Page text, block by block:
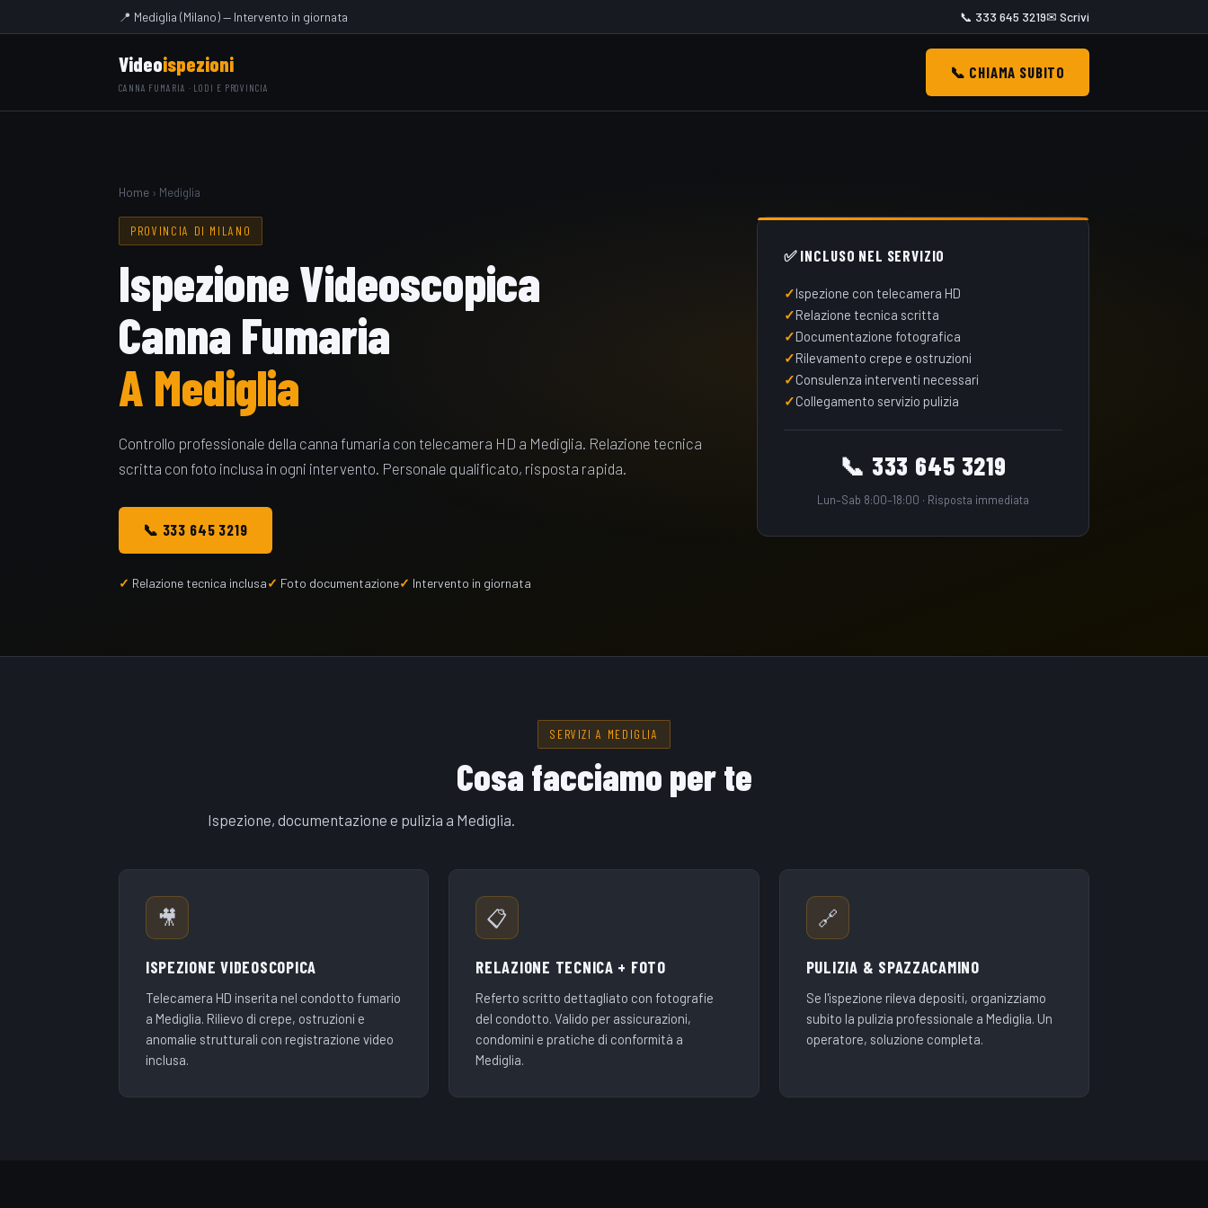
📍 Mediglia (Milano) — Intervento in giornata 📞 333 645 3219✉ Scrivi
Videoispezioni
CANNA FUMARIA · LODI E PROVINCIA
📞 CHIAMA SUBITO
Home › Mediglia
PROVINCIA DI MILANO
Ispezione Videoscopica
Canna Fumaria
A Mediglia
Controllo professionale della canna fumaria con telecamera HD a Mediglia. Relazione tecnica
scritta con foto inclusa in ogni intervento. Personale qualificato, risposta rapida.
📞 333 645 3219
Relazione tecnica inclusa Foto documentazione Intervento in giornata
✅ INCLUSO NEL SERVIZIO
Ispezione con telecamera HD
Relazione tecnica scritta
Documentazione fotografica
Rilevamento crepe e ostruzioni
Consulenza interventi necessari
Collegamento servizio pulizia
📞 333 645 3219
Lun–Sab 8:00–18:00 · Risposta immediata
SERVIZI A MEDIGLIA
Cosa facciamo per te
Ispezione, documentazione e pulizia a Mediglia.
🎥
ISPEZIONE VIDEOSCOPICA
Telecamera HD inserita nel condotto fumario
a Mediglia. Rilievo di crepe, ostruzioni e
anomalie strutturali con registrazione video
inclusa.
📋
RELAZIONE TECNICA + FOTO
Referto scritto dettagliato con fotografie
del condotto. Valido per assicurazioni,
condomini e pratiche di conformità a
Mediglia.
🔗
PULIZIA & SPAZZACAMINO
Se l'ispezione rileva depositi, organizziamo
subito la pulizia professionale a Mediglia. Un
operatore, soluzione completa.